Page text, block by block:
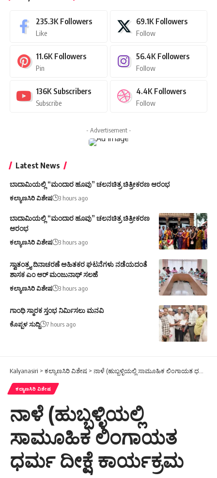
235.3K Followers
Like
69.1K Followers
Follow
11.6K Followers
Pin
56.4K Followers
Follow
136K Subscribers
Subscribe
4.4K Followers
Follow
- Advertisement -
Latest News
ಬಾದಾಮಿಯಲ್ಲಿ “ಮಂದಾರ ಹೂವು” ಚಲನಚಿತ್ರ ಚಿತ್ರೀಕರಣ ಆರಂಭ
ಕಲ್ಯಾಣಸಿರಿ ವಿಶೇಷ 3 hours ago
ಬಾದಾಮಿಯಲ್ಲಿ “ಮಂದಾರ ಹೂವು” ಚಲನಚಿತ್ರ ಚಿತ್ರೀಕರಣ
ಆರಂಭ
ಕಲ್ಯಾಣಸಿರಿ ವಿಶೇಷ 3 hours ago
ಸ್ವಾತಂತ್ರ್ಯ ದಿನಾಚರಣೆ ಅಹಿತಕರ ಘಟನೆಗಳು ನಡೆಯದಂತೆ
ಶಾಸಕ ಎಂ ಆರ್ ಮಂಜುನಾಥ್ ಸಲಹೆ
ಕಲ್ಯಾಣಸಿರಿ ವಿಶೇಷ 3 hours ago
ಗಾಂಧಿ ಸ್ಮಾರಕ ಸ್ತಂಭ ನಿರ್ಮಿಸಲು ಮನವಿ
ಕೊಪ್ಪಳ ಸುದ್ದಿ 7 hours ago
Kalyanasiri > ಕಲ್ಯಾಣಸಿರಿ ವಿಶೇಷ > ನಾಳೆ (ಹುಬ್ಬಳ್ಳಿಯಲ್ಲಿ ಸಾಮೂಹಿಕ ಲಿಂಗಾಯತ ಧರ್ಮ ದೀಕ್ಷೆ ಕಾರ್ಯಕ್ರಮ
ಕಲ್ಯಾಣಸಿರಿ ವಿಶೇಷ
ನಾಳೆ (ಹುಬ್ಬಳ್ಳಿಯಲ್ಲಿ
ಸಾಮೂಹಿಕ ಲಿಂಗಾಯತ
ಧರ್ಮ ದೀಕ್ಷೆ ಕಾರ್ಯಕ್ರಮ